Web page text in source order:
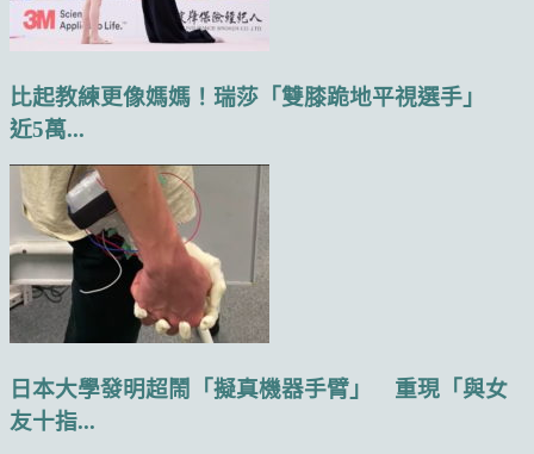
比起教練更像媽媽！瑞莎「雙膝跪地平視選手」
近5萬...
日本大學發明超鬧「擬真機器手臂」 重現「與女
友十指...